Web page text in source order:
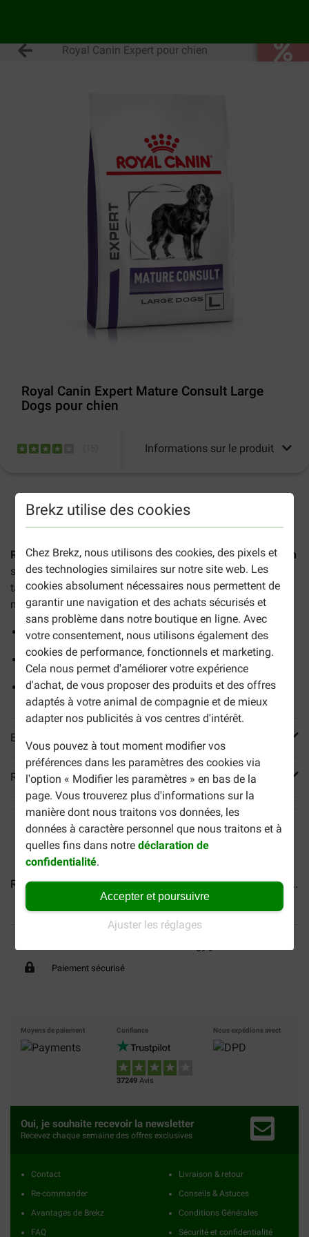
Brekz utilise des cookies
Chez Brekz, nous utilisons des cookies, des pixels et
des technologies similaires sur notre site web. Les
cookies absolument nécessaires nous permettent de
garantir une navigation et des achats sécurisés et
sans problème dans notre boutique en ligne. Avec
votre consentement, nous utilisons également des
cookies de performance, fonctionnels et marketing.
Cela nous permet d'améliorer votre expérience
d'achat, de vous proposer des produits et des offres
adaptés à votre animal de compagnie et de mieux
adapter nos publicités à vos centres d'intérêt.
Vous pouvez à tout moment modifier vos
préférences dans les paramètres des cookies via
l'option « Modifier les paramètres » en bas de la
page. Vous trouverez plus d'informations sur la
manière dont nous traitons vos données, les
données à caractère personnel que nous traitons et à
quelles fins dans notredéclaration de
confidentialité.
Accepter et poursuivre
Ajuster les réglages
Royal Canin Expert pour chien
Royal Canin Expert Mature Consult Large
Dogs pour chien
Informations sur le produit
2-5 jours ouvrables estimés, sauf indication contraire.
Royal Canin Expert Mature Consult Large Dogs pour chien
sont des croquettes complètes pour les chiens de grande
taille âgés de 5 ans et plus. Cet aliment soutient les
muscles, les os et les fonctions vitales de votre chien.
Pour les grands chiens de plus de 25 kg
Soutient les articulations
Aide à maintenir les fonctions vitales en bonne santé
En savoir plus
Reviews
Royal Canin Expert Adult... Royal Canin Expert Neutered...
69 €
Paiement sécurisé
Moyens de paiement Confiance
37249 Avis
Nous expédions avect
Oui, je souhaite recevoir la newsletter
Recevez chaque semaine des offres exclusives
Contact
Re-commander
Avantages de Brekz
FAQ
Livraison & retour
Conseils & Astuces
Conditions Générales
Sécurité et confidentialité